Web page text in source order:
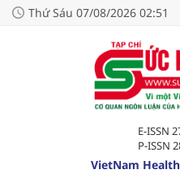
Thứ Sáu 07/08/2026 02:51
E-ISSN
P-ISSN
VietNam